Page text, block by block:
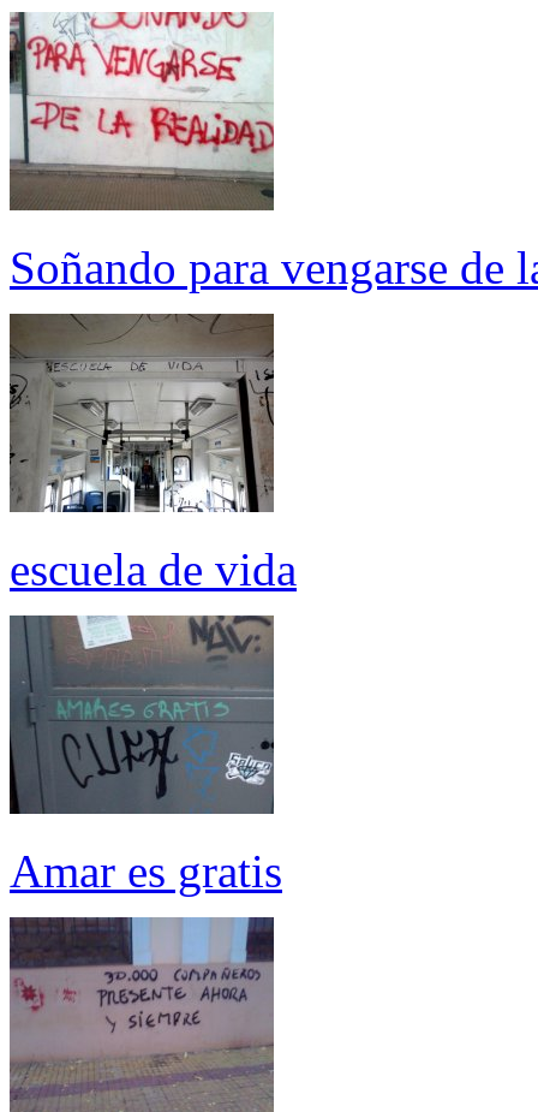
Soñando para vengarse de
escuela de vida
Amar es gratis